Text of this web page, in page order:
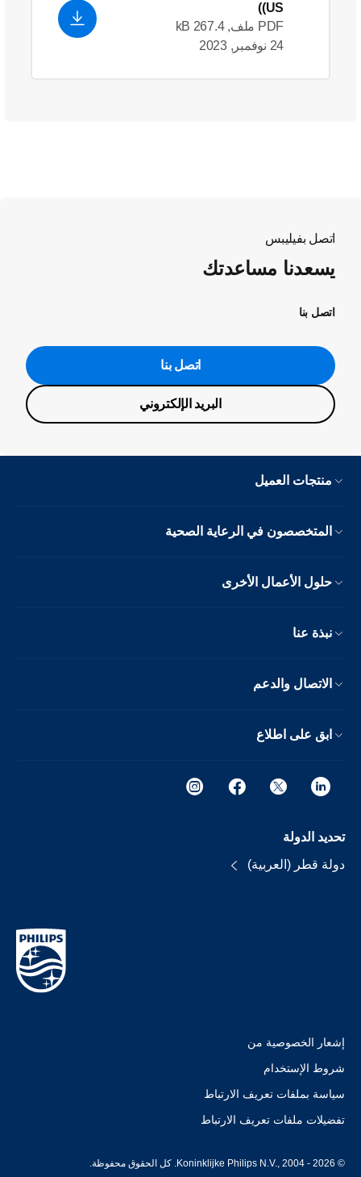
(US)
PDF ملف, 267.4 kB
24 نوفمبر, 2023
اتصل بفيليبس
يسعدنا مساعدتك
اتصل بنا
اتصل بنا
البريد الإلكتروني
منتجات العميل
المتخصصون في الرعاية الصحية
حلول الأعمال الأخرى
نبذة عنا
الاتصال والدعم
ابق على اطلاع
تحديد الدولة
دولة قطر (العربية)
إشعار الخصوصية من
شروط الإستخدام
سياسة بملفات تعريف الارتباط
تفضيلات ملفات تعريف الارتباط
© Koninklijke Philips N.V., 2004 - 2026. كل الحقوق محفوظة.